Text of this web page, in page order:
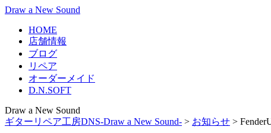
Draw a New Sound
HOME
店舗情報
ブログ
リペア
オーダーメイド
D.N.SOFT
Draw a New Sound
ギターリペア工房DNS-Draw a New Sound- > お知らせ >